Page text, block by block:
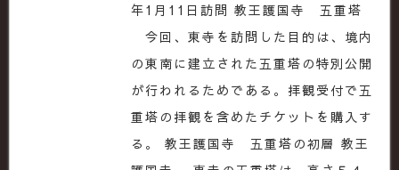
年1月11日訪問 教王護国寺 五重塔
今回、東寺を訪問した目的は、境内
の東南に建立された五重塔の特別公開
が行われるためである。拝観受付で五
重塔の拝観を含めたチケットを購入す
る。 教王護国寺 五重塔の初層 教王